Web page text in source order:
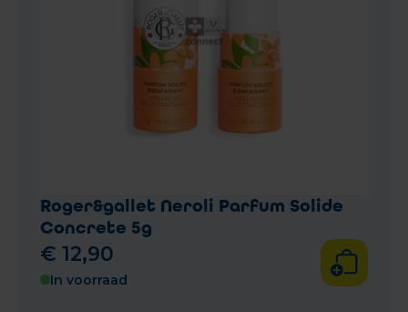
Roger&gallet Neroli Parfum Solide
Concrete 5g
€ 12,90
In voorraad